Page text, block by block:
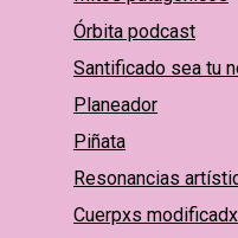
Órbita podcast
Santificado sea tu
Planeador
Piñata
Resonancias
Cuerpxs